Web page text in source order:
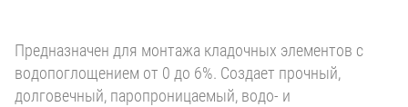
Предназначен для монтажа кладочных элементов с
водопоглощением от 0 до 6%. Создает прочный,
долговечный, паропроницаемый, водо- и